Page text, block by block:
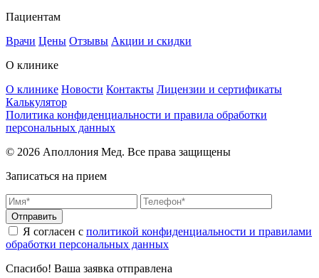
Пациентам
Врачи Цены Отзывы Акции и скидки
О клинике
О клинике Новости Контакты Лицензии и сертификаты
Калькулятор
Политика конфиденциальности и правила обработки
персональных данных
© 2026 Аполлония Мед. Все права защищены
Записаться на прием
Отправить
Я согласен с политикой конфиденциальности и правилами
обработки персональных данных
Спасибо! Ваша заявка отправлена